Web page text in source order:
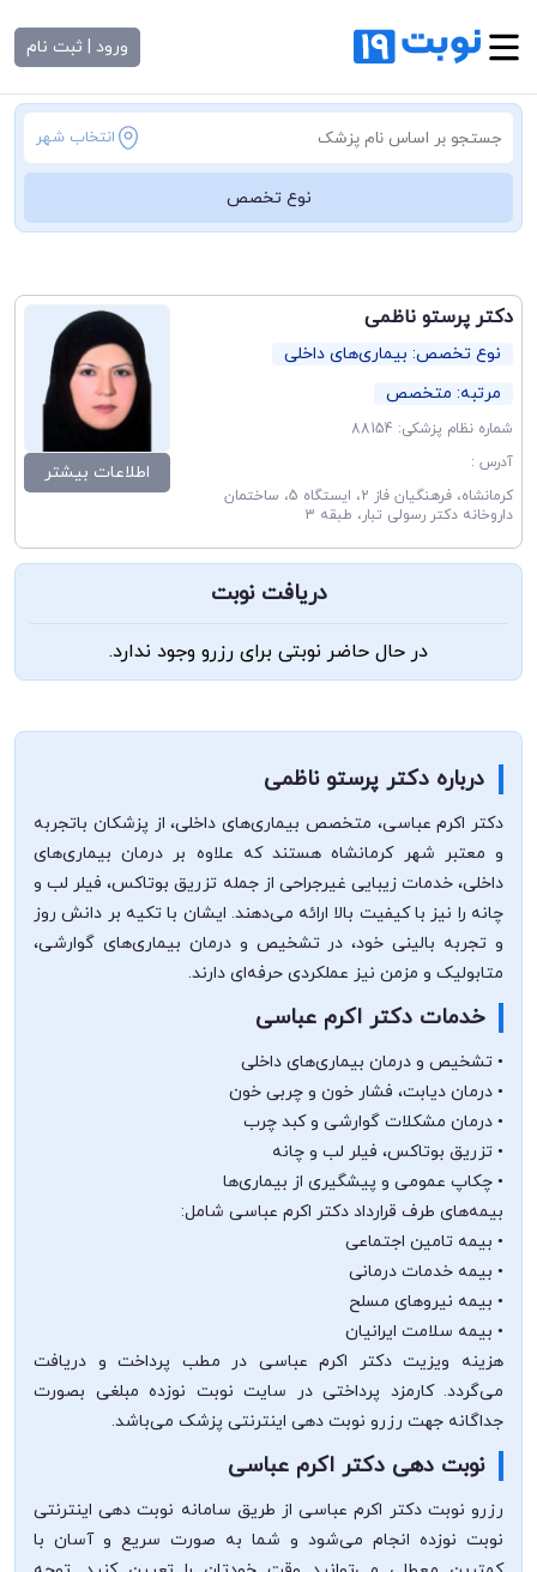
ورود | ثبت نام
انتخاب شهر
نوع تخصص
دکتر پرستو ناظمی
نوع تخصص: بیماری‌های داخلی
مرتبه: متخصص
شماره نظام پزشکی: 88154
آدرس :
کرمانشاه، فرهنگیان فاز 2، ایستگاه 5، ساختمان
داروخانه دکتر رسولی تبار، طبقه 3
اطلاعات بیشتر
دریافت نوبت
در حال حاضر نوبتی برای رزرو وجود ندارد.
درباره دکتر پرستو ناظمی
دکتر اکرم عباسی، متخصص بیماری‌های داخلی، از پزشکان باتجربه
و معتبر شهر کرمانشاه هستند که علاوه بر درمان بیماری‌های
داخلی، خدمات زیبایی غیرجراحی از جمله تزریق بوتاکس، فیلر لب و
چانه را نیز با کیفیت بالا ارائه می‌دهند. ایشان با تکیه بر دانش روز
و تجربه بالینی خود، در تشخیص و درمان بیماری‌های گوارشی،
متابولیک و مزمن نیز عملکردی حرفه‌ای دارند.
خدمات دکتر اکرم عباسی
• تشخیص و درمان بیماری‌های داخلی
• درمان دیابت، فشار خون و چربی خون
• درمان مشکلات گوارشی و کبد چرب
• تزریق بوتاکس، فیلر لب و چانه
• چکاپ عمومی و پیشگیری از بیماری‌ها
بیمه‌های طرف قرارداد دکتر اکرم عباسی شامل:
• بیمه تامین اجتماعی
• بیمه خدمات درمانی
• بیمه نیروهای مسلح
• بیمه سلامت ایرانیان
هزینه ویزیت دکتر اکرم عباسی در مطب پرداخت و دریافت
می‌گردد. کارمزد پرداختی در سایت نوبت نوزده مبلغی بصورت
جداگانه جهت رزرو نوبت دهی اینترنتی پزشک می‌باشد.
نوبت دهی دکتر اکرم عباسی
رزرو نوبت دکتر اکرم عباسی از طریق سامانه نوبت دهی اینترنتی
نوبت نوزده انجام می‌شود و شما به صورت سریع و آسان با